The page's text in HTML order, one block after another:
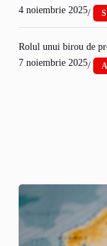
4 noiembrie 2025/
Rolul unui birou de
7 noiembrie 2025/